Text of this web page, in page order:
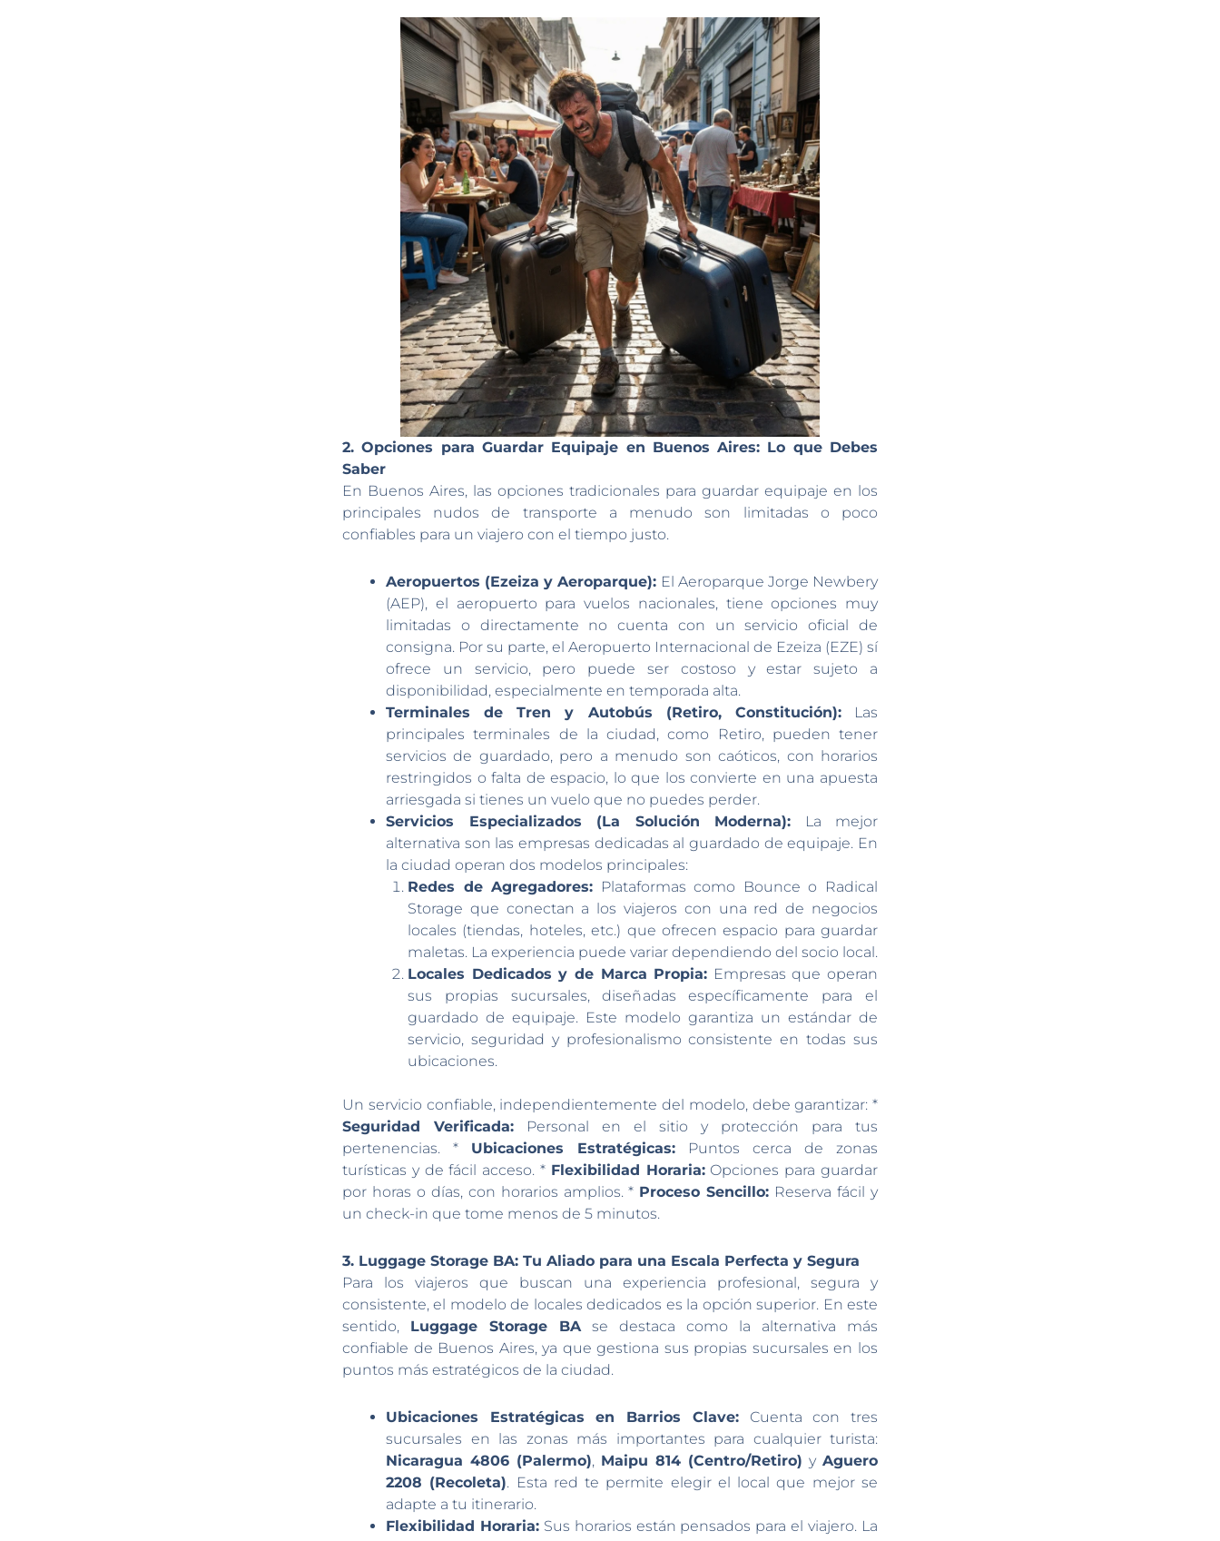
2. Opciones para Guardar Equipaje en Buenos Aires: Lo que Debes
Saber
En Buenos Aires, las opciones tradicionales para guardar equipaje en los
principales nudos de transporte a menudo son limitadas o poco
confiables para un viajero con el tiempo justo.
Aeropuertos (Ezeiza y Aeroparque): El Aeroparque Jorge Newbery
(AEP), el aeropuerto para vuelos nacionales, tiene opciones muy
limitadas o directamente no cuenta con un servicio oficial de
consigna. Por su parte, el Aeropuerto Internacional de Ezeiza (EZE) sí
ofrece un servicio, pero puede ser costoso y estar sujeto a
disponibilidad, especialmente en temporada alta.
Terminales de Tren y Autobús (Retiro, Constitución):Las
principales terminales de la ciudad, como Retiro, pueden tener
servicios de guardado, pero a menudo son caóticos, con horarios
restringidos o falta de espacio, lo que los convierte en una apuesta
arriesgada si tienes un vuelo que no puedes perder.
Servicios Especializados (La Solución Moderna): La mejor
alternativa son las empresas dedicadas al guardado de equipaje. En
la ciudad operan dos modelos principales:
Redes de Agregadores: Plataformas como Bounce o Radical
Storage que conectan a los viajeros con una red de negocios
locales (tiendas, hoteles, etc.) que ofrecen espacio para guardar
maletas. La experiencia puede variar dependiendo del socio local.
Locales Dedicados y de Marca Propia: Empresas que operan
sus propias sucursales, diseñadas específicamente para el
guardado de equipaje. Este modelo garantiza un estándar de
servicio, seguridad y profesionalismo consistente en todas sus
ubicaciones.
Un servicio confiable, independientemente del modelo, debe garantizar: *
Seguridad Verificada: Personal en el sitio y protección para tus
pertenencias. * Ubicaciones Estratégicas: Puntos cerca de zonas
turísticas y de fácil acceso. * Flexibilidad Horaria:Opciones para guardar
por horas o días, con horarios amplios. * Proceso Sencillo: Reserva fácil y
un check-in que tome menos de 5 minutos.
3. Luggage Storage BA: Tu Aliado para una Escala Perfecta y Segura
Para los viajeros que buscan una experiencia profesional, segura y
consistente, el modelo de locales dedicados es la opción superior. En este
sentido, Luggage Storage BAse destaca como la alternativa más
confiable de Buenos Aires, ya que gestiona sus propias sucursales en los
puntos más estratégicos de la ciudad.
Ubicaciones Estratégicas en Barrios Clave:Cuenta con tres
sucursales en las zonas más importantes para cualquier turista:
Nicaragua 4806 (Palermo), Maipu 814 (Centro/Retiro) y Aguero
2208 (Recoleta). Esta red te permite elegir el local que mejor se
adapte a tu itinerario.
Flexibilidad Horaria:Sus horarios están pensados para el viajero. La